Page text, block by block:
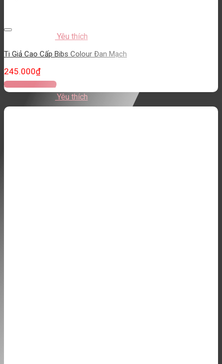
Yêu thích
Ti Giả Cao Cấp Bibs Colour Đan Mạch
245.000₫
Thêm vào giỏ hàng
Yêu thích